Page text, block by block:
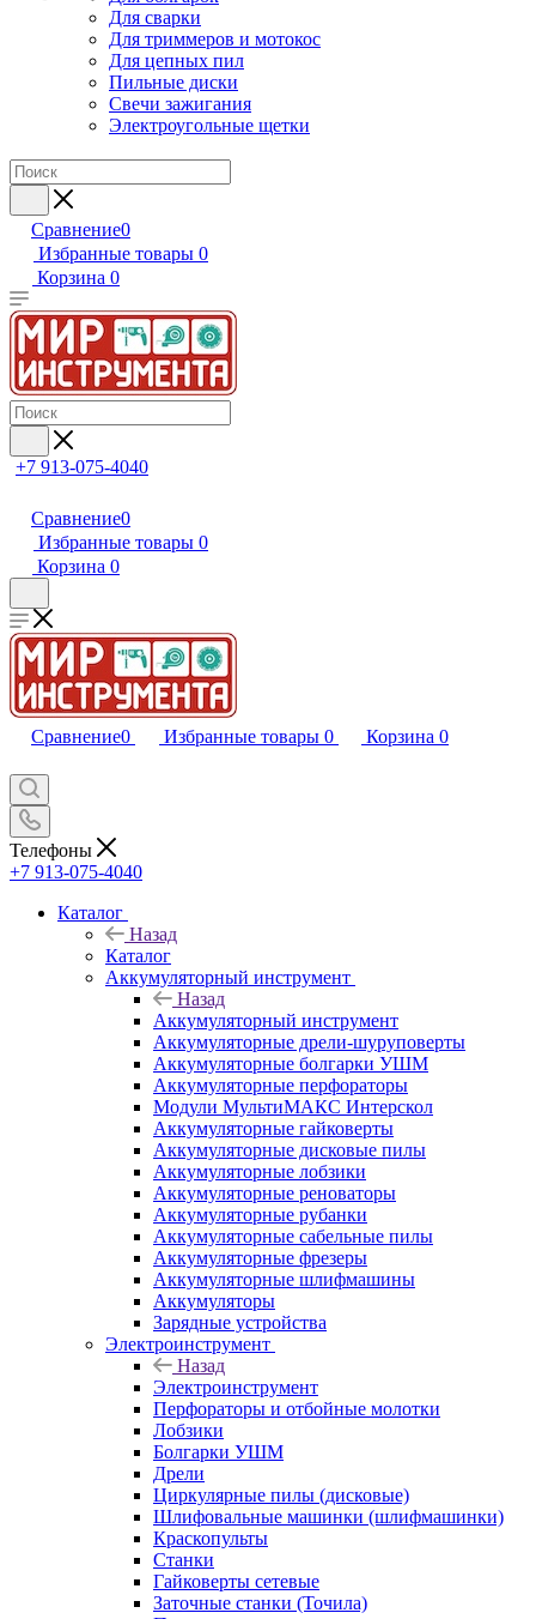
Для сварки
Для триммеров и мотокос
Для цепных пил
Пильные диски
Свечи зажигания
Электроугольные щетки
Сравнение0
Избранные товары 0
Корзина 0
+7 913-075-4040
Сравнение0
Избранные товары 0
Корзина 0
Сравнение0 Избранные товары 0 Корзина 0
Телефоны
+7 913-075-4040
Каталог
Назад
Каталог
Аккумуляторный инструмент
Назад
Аккумуляторный инструмент
Аккумуляторные дрели-шуруповерты
Аккумуляторные болгарки УШМ
Аккумуляторные перфораторы
Модули МультиМАКС Интерскол
Аккумуляторные гайковерты
Аккумуляторные дисковые пилы
Аккумуляторные лобзики
Аккумуляторные реноваторы
Аккумуляторные рубанки
Аккумуляторные сабельные пилы
Аккумуляторные фрезеры
Аккумуляторные шлифмашины
Аккумуляторы
Зарядные устройства
Электроинструмент
Назад
Электроинструмент
Перфораторы и отбойные молотки
Лобзики
Болгарки УШМ
Дрели
Циркулярные пилы (дисковые)
Шлифовальные машинки (шлифмашинки)
Краскопульты
Станки
Гайковерты сетевые
Заточные станки (Точила)